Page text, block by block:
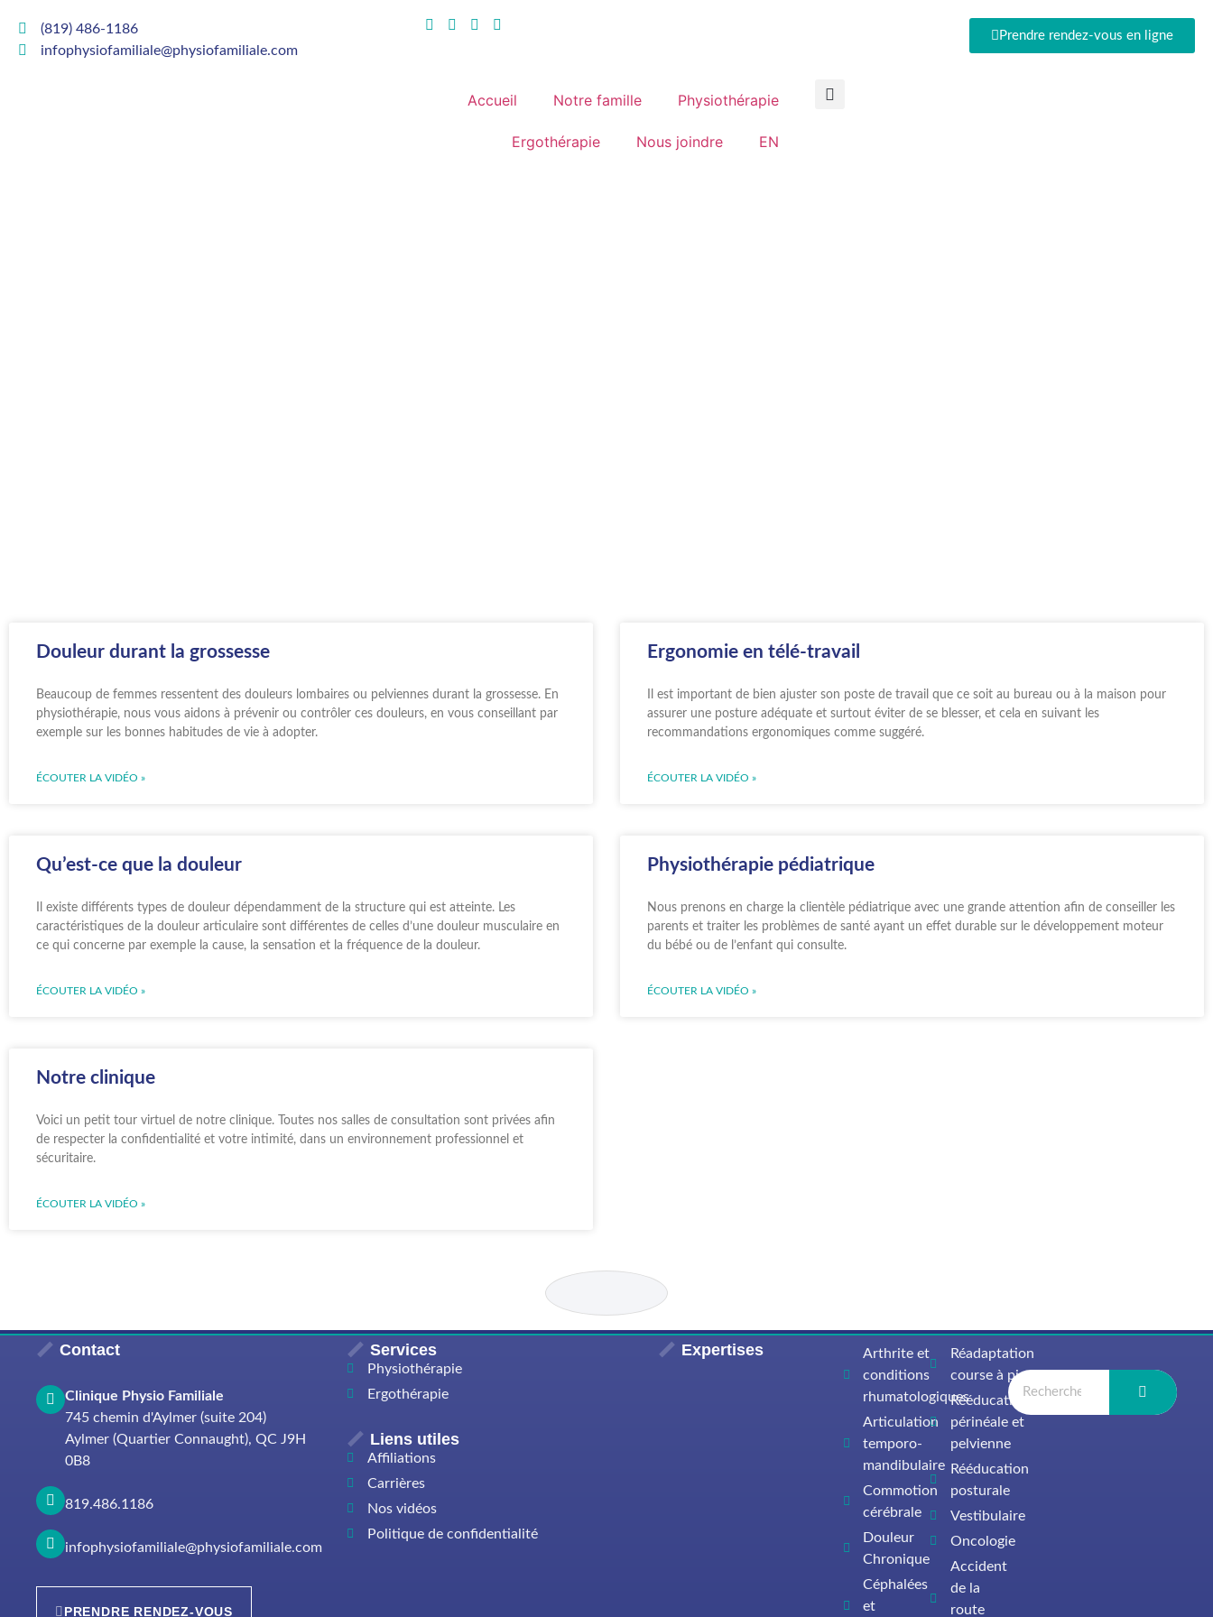
(819) 486-1186
infophysiofamiliale@physiofamiliale.com
Prendre rendez-vous en ligne
Accueil Notre famille Physiothérapie
Ergothérapie Nous joindre EN
Douleur durant la grossesse
Beaucoup de femmes ressentent des douleurs lombaires ou pelviennes durant la grossesse. En
physiothérapie, nous vous aidons à prévenir ou contrôler ces douleurs, en vous conseillant par
exemple sur les bonnes habitudes de vie à adopter.
ÉCOUTER LA VIDÉO »
Ergonomie en télé-travail
Il est important de bien ajuster son poste de travail que ce soit au bureau ou à la maison pour
assurer une posture adéquate et surtout éviter de se blesser, et cela en suivant les
recommandations ergonomiques comme suggéré.
ÉCOUTER LA VIDÉO »
Qu’est-ce que la douleur
Il existe différents types de douleur dépendamment de la structure qui est atteinte. Les
caractéristiques de la douleur articulaire sont différentes de celles d’une douleur musculaire en
ce qui concerne par exemple la cause, la sensation et la fréquence de la douleur.
ÉCOUTER LA VIDÉO »
Physiothérapie pédiatrique
Nous prenons en charge la clientèle pédiatrique avec une grande attention afin de conseiller les
parents et traiter les problèmes de santé ayant un effet durable sur le développement moteur
du bébé ou de l’enfant qui consulte.
ÉCOUTER LA VIDÉO »
Notre clinique
Voici un petit tour virtuel de notre clinique. Toutes nos salles de consultation sont privées afin
de respecter la confidentialité et votre intimité, dans un environnement professionnel et
sécuritaire.
ÉCOUTER LA VIDÉO »
Contact
Clinique Physio Familiale
745 chemin d'Aylmer (suite 204)
Aylmer (Quartier Connaught), QC J9H
0B8
819.486.1186
infophysiofamiliale@physiofamiliale.com
PRENDRE RENDEZ-VOUS
Services
Physiothérapie
Ergothérapie
Liens utiles
Affiliations
Carrières
Nos vidéos
Politique de confidentialité
Expertises
Arthrite et
conditions
rhumatologiques
Articulation
temporo-
mandibulaire
Commotion
cérébrale
Douleur
Chronique
Céphalées
et
Réadaptation
course à pied
Rééducation
périnéale et
pelvienne
Rééducation
posturale
Vestibulaire
Oncologie
Accident
de la
route